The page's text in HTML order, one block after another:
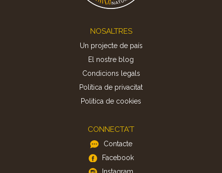
NOSALTRES
Un projecte de país
El nostre blog
Condicions legals
Política de privacitat
Politica de cookies
CONNECTA'T
Contacte
Facebook
Instagram